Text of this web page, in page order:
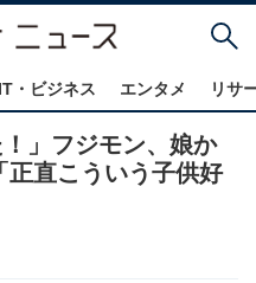
IT・ビジネス エンタメ リサ
！」フジモン、娘か
正直こういう子供好